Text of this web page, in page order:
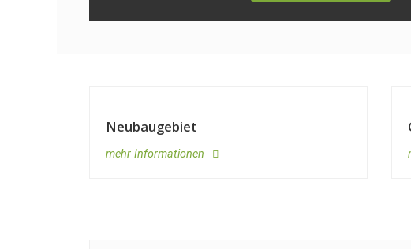
Neubaugebiet
mehr Informationen